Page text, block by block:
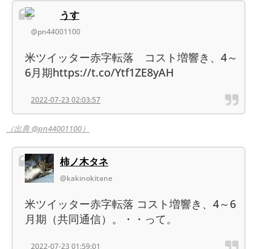
うす
@pn44001100
米ツイッター赤字転落 コスト増響き、4～
6月期https://t.co/Ytf1ZE8yAH
2022-07-23 02:03:57
（出典 @pn44001100）
柿ノ木タネ
@kakinokitane
米ツイッター赤字転落 コスト増響き、4～6
月期（共同通信）。・・って。
2022-07-23 01:59:01